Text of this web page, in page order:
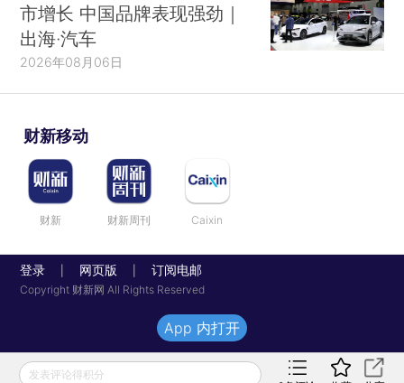
市增长 中国品牌表现强劲｜
出海·汽车
2026年08月06日
财新移动
财新 财新周刊 Caixin
登录 网页版 订阅电邮
Copyright 财新网 All Rights Reserved
发表评论得积分
App 内打开